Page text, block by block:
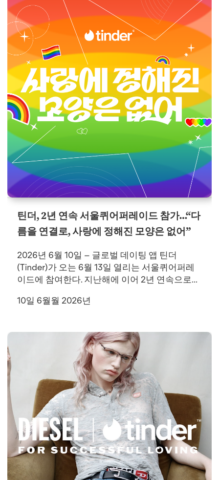
틴더, 2년 연속 서울퀴어퍼레이드 참가…“다
름을 연결로, 사랑에 정해진 모양은 없어”
2026년 6월 10일 – 글로벌 데이팅 앱 틴더
(Tinder)가 오는 6월 13일 열리는 서울퀴어퍼레
이드에 참여한다. 지난해에 이어 2년 연속으로...
10일 6월월 2026년